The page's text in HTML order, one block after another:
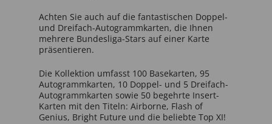
Achten Sie auch auf die fantastischen Doppel-
und Dreifach-Autogrammkarten, die Ihnen
mehrere Bundesliga-Stars auf einer Karte
präsentieren.
Die Kollektion umfasst 100 Basekarten, 95
Autogrammkarten, 10 Doppel- und 5 Dreifach-
Autogrammkarten sowie 50 begehrte Insert-
Karten mit den Titeln: Airborne, Flash of
Genius, Bright Future und die beliebte Top XI!